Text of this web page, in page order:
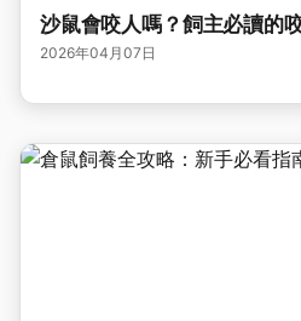
沙鼠會咬人嗎？飼主必讀的
2026年04月07日